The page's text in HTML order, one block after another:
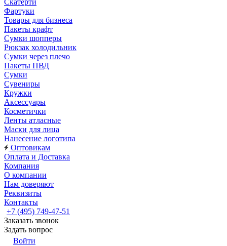
Скатерти
Фартуки
Товары для бизнеса
Пакеты крафт
Сумки шопперы
Рюкзак холодильник
Сумки через плечо
Пакеты ПВД
Сумки
Сувениры
Кружки
Аксессуары
Косметички
Ленты атласные
Маски для лица
Нанесение логотипа
Оптовикам
Оплата и Доставка
Компания
О компании
Нам доверяют
Реквизиты
Контакты
+7 (495) 749-47-51
Заказать звонок
Задать вопрос
Войти